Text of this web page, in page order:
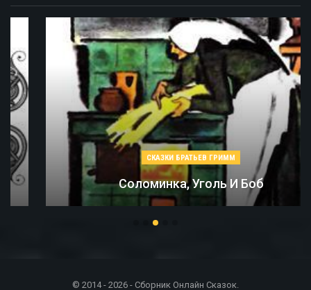
СКАЗКИ БРАТЬЕВ ГРИММ
Соломинка, Уголь И Боб
© 2014 - 2026 - Сборник Онлайн Сказок.